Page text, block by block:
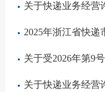
2025年浙江省快递